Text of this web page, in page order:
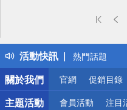
活動快訊
偏遠地區配送
得獎公告
熱門話題
銀行優惠
偏遠地區配送
詐騙網頁！請
關於我們
官網 促銷目錄
主題活動 會員活動 注目